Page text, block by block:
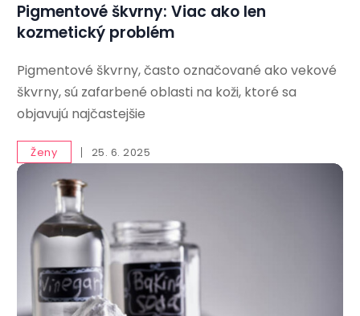
Pigmentové škvrny: Viac ako len
kozmetický problém
Pigmentové škvrny, často označované ako vekové
škvrny, sú zafarbené oblasti na koži, ktoré sa
objavujú najčastejšie
Ženy 25. 6. 2025